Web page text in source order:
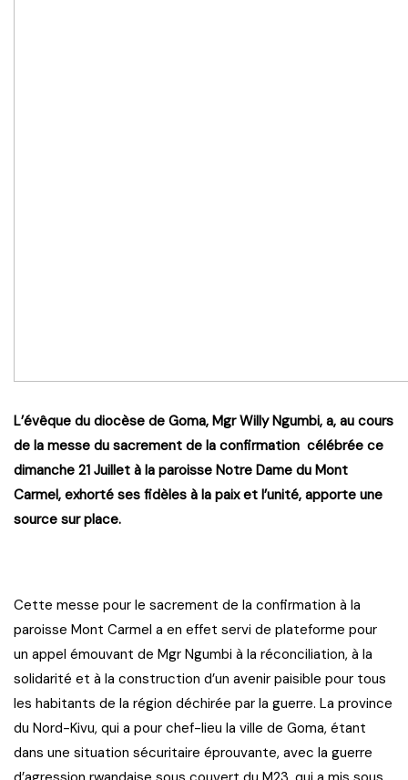
L’évêque du diocèse de Goma, Mgr Willy Ngumbi, a, au cours
de la messe du sacrement de la confirmation célébrée ce
dimanche 21 Juillet à la paroisse Notre Dame du Mont
Carmel, exhorté ses fidèles à la paix et l’unité, apporte une
source sur place.
Cette messe pour le sacrement de la confirmation à la
paroisse Mont Carmel a en effet servi de plateforme pour
un appel émouvant de Mgr Ngumbi à la réconciliation, à la
solidarité et à la construction d’un avenir paisible pour tous
les habitants de la région déchirée par la guerre. La province
du Nord-Kivu, qui a pour chef-lieu la ville de Goma, étant
dans une situation sécuritaire éprouvante, avec la guerre